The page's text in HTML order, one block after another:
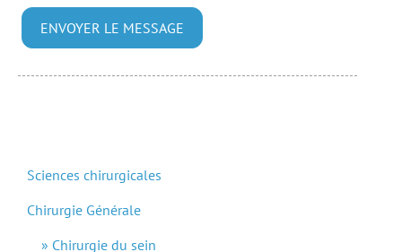
Sciences chirurgicales
Chirurgie Générale
Chirurgie du sein